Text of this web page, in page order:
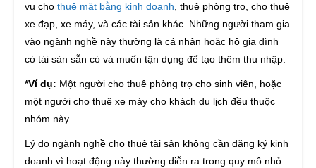
vụ cho thuê mặt bằng kinh doanh, thuê phòng trọ, cho thuê
xe đạp, xe máy, và các tài sản khác. Những người tham gia
vào ngành nghề này thường là cá nhân hoặc hộ gia đình
có tài sản sẵn có và muốn tận dụng để tạo thêm thu nhập.
*Ví dụ: Một người cho thuê phòng trọ cho sinh viên, hoặc
một người cho thuê xe máy cho khách du lịch đều thuộc
nhóm này.
Lý do ngành nghề cho thuê tài sản không cần đăng ký kinh
doanh vì hoạt động này thường diễn ra trong quy mô nhỏ